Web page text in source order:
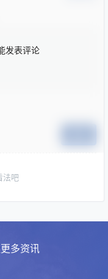
发表评论
法吧
多资讯